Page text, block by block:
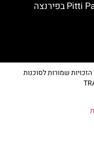
שמורות לסוכנות